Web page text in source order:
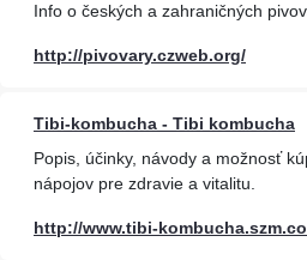
Info o českých a zahraničných
http://pivovary.czweb.org/
Tibi-kombucha - Tibi kombucha
Popis, účinky, návody a možnosť
nápojov pre zdravie a vitalitu.
http://www.tibi-